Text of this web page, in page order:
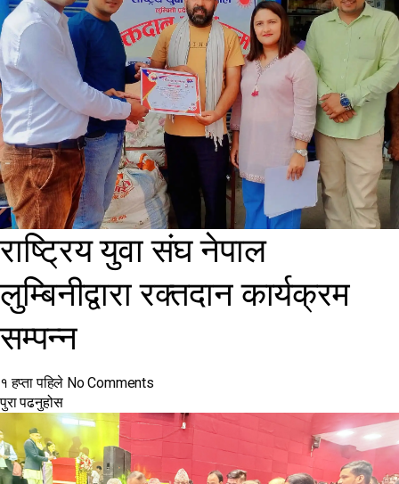
राष्ट्रिय युवा संघ नेपाल
लुम्बिनीद्वारा रक्तदान कार्यक्रम
सम्पन्न
१ हप्ता पहिले No Comments
पुरा पढनुहोस